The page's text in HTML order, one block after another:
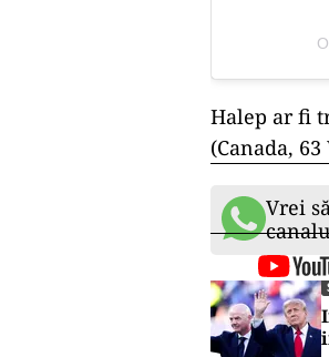
Halep ar fi
(Canada, 63
Vrei